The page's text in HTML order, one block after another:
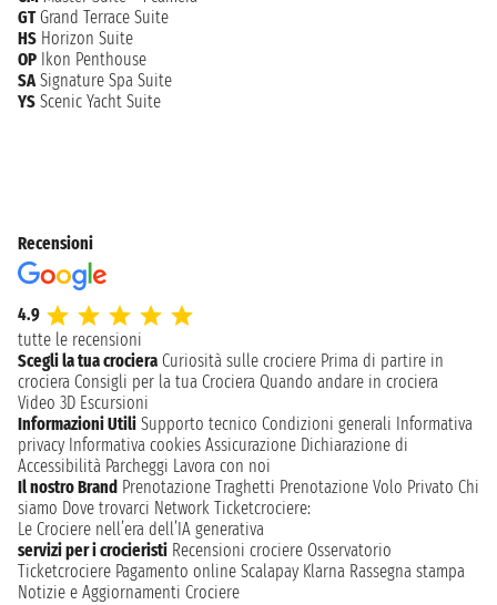
Oltre a essere a un passo dalle meraviglie archeologiche di
Roma, Civitavecchia offre molto ai turisti che possono
passeggiare per le vie del centro storico ammirando le vetrine
dei negozi o la famosa Fontana di Vanvitelli. Da lì si può
visitare il Forte Michelangelo o la Porta Livorno fino ad arrivare
GT Grand Terrace Suite
HS Horizon Suite
OP Ikon Penthouse
SA Signature Spa Suite
YS Scenic Yacht Suite
Recensioni
4.9
tutte le recensioni
Scegli la tua crociera Curiosità sulle crociere Prima di partire in
crociera Consigli per la tua Crociera Quando andare in crociera
Video 3D Escursioni
Informazioni Utili Supporto tecnico Condizioni generali Informativa
privacy Informativa cookies Assicurazione Dichiarazione di
Accessibilità Parcheggi Lavora con noi
Il nostro Brand Prenotazione Traghetti Prenotazione Volo Privato Chi
siamo Dove trovarci Network Ticketcrociere:
Le Crociere nell’era dell’IA generativa
servizi per i crocieristi Recensioni crociere Osservatorio
Ticketcrociere Pagamento online Scalapay Klarna Rassegna stampa
Notizie e Aggiornamenti Crociere